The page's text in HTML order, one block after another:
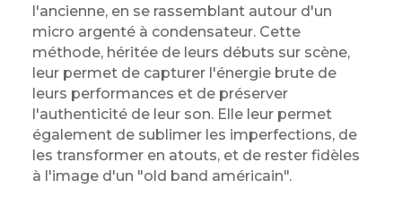
l'ancienne, en se rassemblant autour d'un
micro argenté à condensateur. Cette
méthode, héritée de leurs débuts sur scène,
leur permet de capturer l'énergie brute de
leurs performances et de préserver
l'authenticité de leur son. Elle leur permet
également de sublimer les imperfections, de
les transformer en atouts, et de rester fidèles
à l'image d'un "old band américain".